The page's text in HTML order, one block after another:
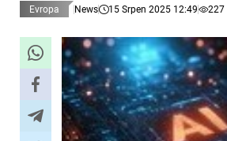
Evropa News 15 Srpen 2025 12:49 227